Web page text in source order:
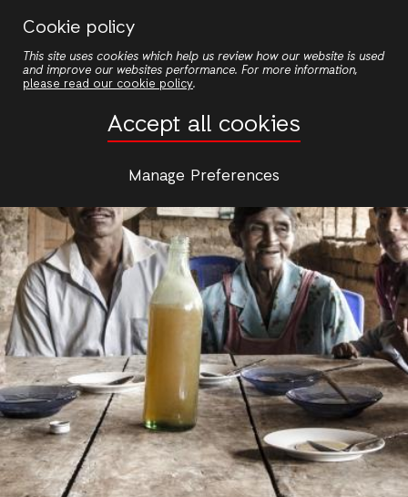
Cookie policy
This site uses cookies which help us review how our website is used
and improve our websites performance. For more information,
please read our cookie policy.
Accept all cookies
Manage Preferences
contenido